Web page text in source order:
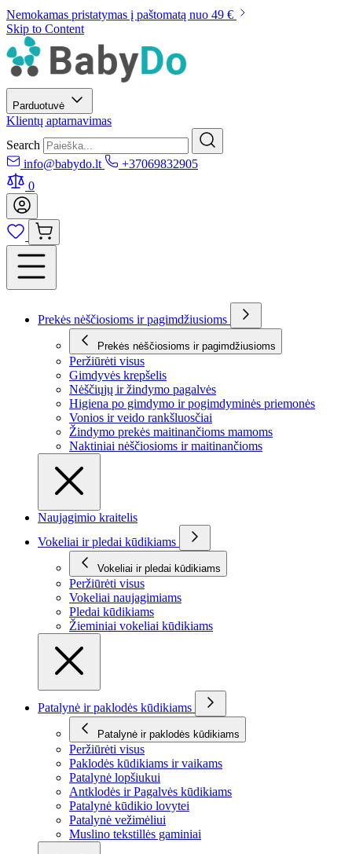
Nemokamas pristatymas į paštomatą nuo 49 €
Skip to Content
Parduotuvė
Klientų aptarnavimas
Search
info@babydo.lt
+37069832905
0
Prekės nėščiosioms ir pagimdžiusioms
Prekės nėščiosioms ir pagimdžiusioms
Peržiūrėti visus
Gimdyvės krepšelis
Nėščiųjų ir žindymo pagalvės
Higiena po gimdymo ir pogimdyminės priemonės
Vonios ir veido rankšluosčiai
Žindymo prekės maitinančioms mamoms
Naktiniai nėščiosioms ir maitinančioms
Naujagimio kraitelis
Vokeliai ir pledai kūdikiams
Vokeliai ir pledai kūdikiams
Peržiūrėti visus
Vokeliai naujagimiams
Pledai kūdikiams
Žieminiai vokeliai kūdikiams
Patalynė ir paklodės kūdikiams
Patalynė ir paklodės kūdikiams
Peržiūrėti visus
Paklodės kūdikiams ir vaikams
Patalynė lopšiukui
Antklodės ir Pagalvės kūdikiams
Patalynė kūdikio lovytei
Patalynė vežimėliui
Muslino tekstillės gaminiai